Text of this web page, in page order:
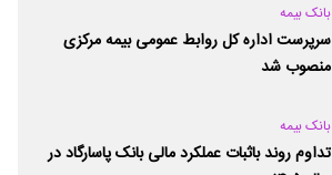
بانک بیمه
سرپرست اداره کل روابط عمومی بیمه مرکزی
منصوب شد
بانک بیمه
تداوم روند باثبات عملکرد مالی بانک پاسارگاد در